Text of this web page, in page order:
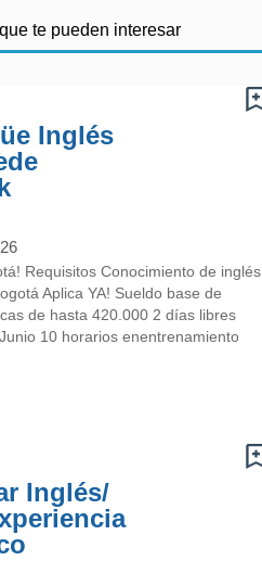
te pueden interesar
Inglés
Requisitos Conocimiento de inglés
Aplica YA! Sueldo base de
de hasta 420.000 2 días libres
10 horarios enentrenamiento
Inglés/